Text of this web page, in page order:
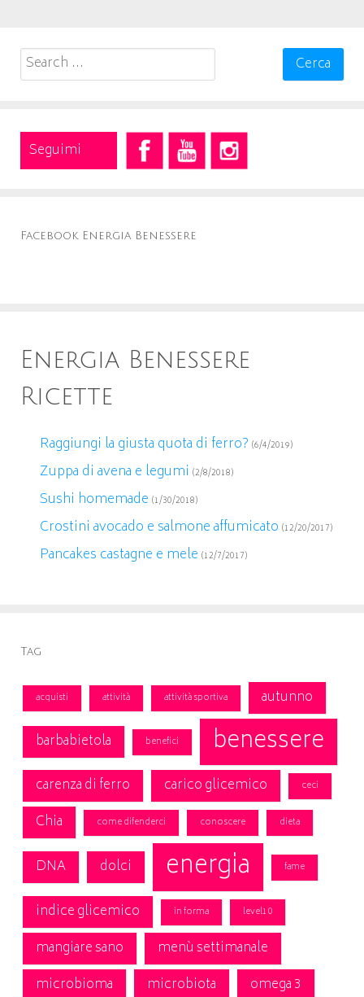
Search
for:
Seguimi
Facebook Energia Benessere
Energia Benessere
Ricette
Raggiungi la giusta quota di ferro? (6/4/2019)
Zuppa di avena e legumi (2/8/2018)
Sushi homemade (1/30/2018)
Crostini avocado e salmone affumicato (12/20/2017)
Pancakes castagne e mele (12/7/2017)
Tag
acquisti attività attività sportiva
autunno
barbabietola
benefici benessere
carenza di ferro carico glicemico ceci
Chia come difenderci conoscere dieta
DNA dolci energia fame
indice glicemico in forma level10
mangiare sano
menù settimanale
microbioma
microbiota
omega 3